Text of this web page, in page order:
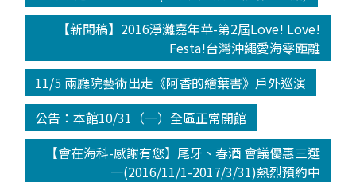
【新聞稿】2016淨灘嘉年華-第2屆Love! Love!
Festa!台灣沖繩愛海零距離
11/5 兩廳院藝術出走《阿香的繪葉書》戶外巡演
公告：本館10/31（一）全區正常開館
【會在海科-感謝有您】尾牙、春酒 會議優惠三選
一(2016/11/1-2017/3/31)熱烈預約中